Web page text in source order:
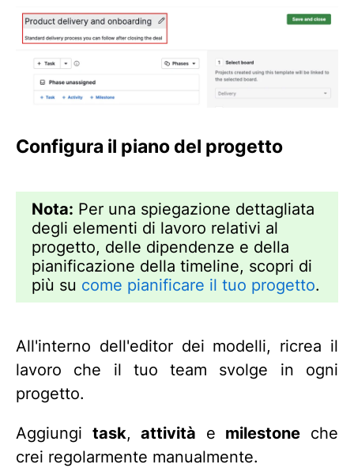
Configura il piano del progetto
Nota: Per una spiegazione dettagliata
degli elementi di lavoro relativi al
progetto, delle dipendenze e della
pianificazione della timeline, scopri di
più su come pianificare il tuo progetto.
All'interno dell'editor dei modelli, ricrea il
lavoro che il tuo team svolge in ogni
progetto.
Aggiungi task,attività e milestone che
crei regolarmente manualmente.